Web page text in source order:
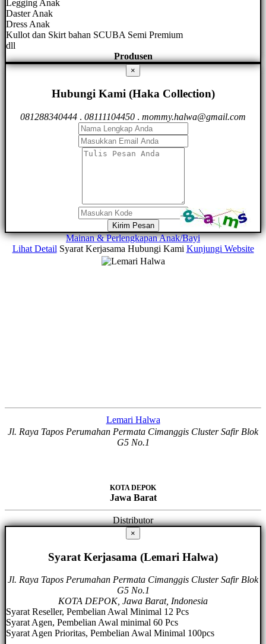
Legging Anak
Daster Anak
Dress Anak
Kullot dan Skirt bahan SCUBA Semi Premium
dll
Produsen
×
Hubungi Kami (Haka Collection)
081288340444 . 08111104450 . mommy.halwa@gmail.com
Kirim Pesan
Mainan & Perlengkapan Anak/Bayi
Lihat Detail Syarat Kerjasama Hubungi Kami Kunjungi Website
Lemari Halwa
Jl. Raya Tapos Perumahan Permata Cimanggis Cluster Safir Blok
G5 No.1
KOTA DEPOK
Jawa Barat
Distributor
×
Syarat Kerjasama (Lemari Halwa)
Jl. Raya Tapos Perumahan Permata Cimanggis Cluster Safir Blok
G5 No.1
KOTA DEPOK, Jawa Barat, Indonesia
Syarat Reseller, Pembelian Awal Minimal 12 Pcs
Syarat Agen, Pembelian Awal minimal 60 Pcs
Syarat Agen Prioritas, Pembelian Awal Minimal 100pcs